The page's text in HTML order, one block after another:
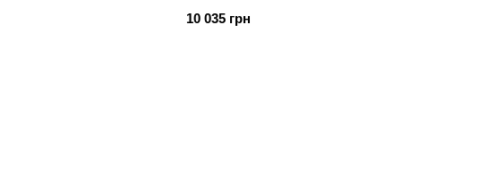
10 035 грн